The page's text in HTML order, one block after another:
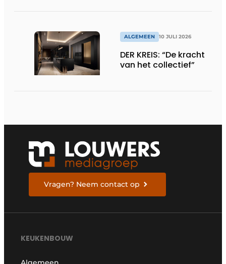
ALGEMEEN 10 JULI 2026
DER KREIS: “De kracht
van het collectief”
Vragen? Neem contact op
KEUKENBOUW